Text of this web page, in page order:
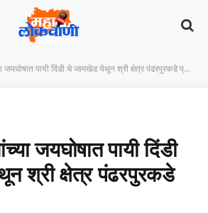
जयघोषात पायी दिंडी चे जामखेड येथून श्री क्षेत्र पंढरपुरकडे प्रस्थान
जयघोषात पायी दिंडी
श्री क्षेत्र पंढरपुरकडे